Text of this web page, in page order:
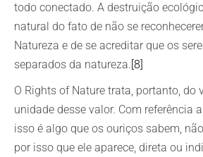
todo conectado. A destruição
natural do fato de não se
Natureza e de se acreditar que os
separados da natureza. [8]
O Rights of Nature trata, portanto, do
unidade desse valor. Com referência
isso é algo que os ouriços sabem,
por isso que ele aparece, direta ou